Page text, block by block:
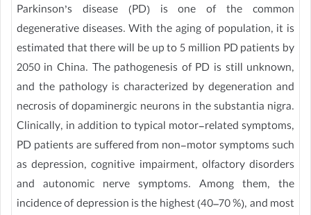
Parkinson’s disease (PD) is one of the common
degenerative diseases. With the aging of population, it is
estimated that there will be up to 5 million PD patients by
2050 in China. The pathogenesis of PD is still unknown,
and the pathology is characterized by degeneration and
necrosis of dopaminergic neurons in the substantia nigra.
Clinically, in addition to typical motor-related symptoms,
PD patients are suffered from non-motor symptoms such
as depression, cognitive impairment, olfactory disorders
and autonomic nerve symptoms. Among them, the
incidence of depression is the highest (40–70 %), and most